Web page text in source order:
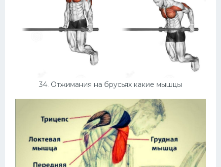
34. Отжимания на брусьях какие мышцы